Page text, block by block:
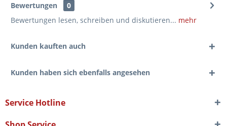
Bewertungen
0
Bewertungen lesen, schreiben und diskutieren... mehr
Kunden kauften auch
Kunden haben sich ebenfalls angesehen
Service Hotline